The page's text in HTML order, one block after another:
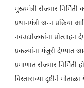
मुख्यमंत्री रोजगार निर्मिती
प्रधानमंत्री अन्न प्रक्रिया
नवउद्योजकांना प्रोत्साहन
प्रकल्पांना मंजुरी देण्यात
प्रमाणात रोजगार
विस्ताराच्या दृष्टीने